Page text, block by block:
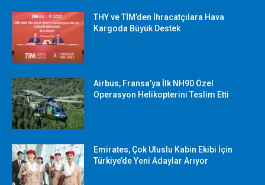
THY ve TİM’den İhracatçılara Hava
Kargoda Büyük Destek
Airbus, Fransa’ya İlk NH90 Özel
Operasyon Helikopterini Teslim Etti
Emirates, Çok Uluslu Kabin Ekibi İçin
Türkiye’de Yeni Adaylar Arıyor